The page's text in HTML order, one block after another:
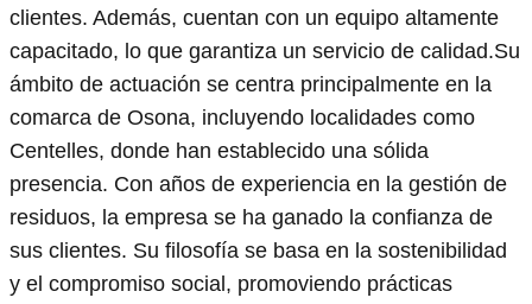
clientes. Además, cuentan con un equipo altamente
capacitado, lo que garantiza un servicio de calidad.Su
ámbito de actuación se centra principalmente en la
comarca de Osona, incluyendo localidades como
Centelles, donde han establecido una sólida
presencia. Con años de experiencia en la gestión de
residuos, la empresa se ha ganado la confianza de
sus clientes. Su filosofía se basa en la sostenibilidad
y el compromiso social, promoviendo prácticas